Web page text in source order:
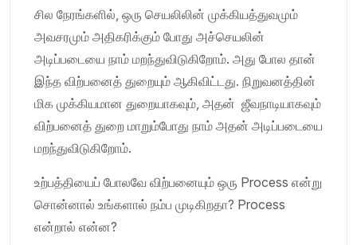
சில நேரங்களில், ஒரு செயலிலின் முக்கியத்துவமும்
அவசரமும் அதிகரிக்கும் போது அச்செயலின்
அடிப்படையை நாம் மறந்துவிடுகிறோம். அது போல தான்
இந்த விற்பனைத் துறையும் ஆகிவிட்டது. நிறுவனத்தின்
மிக முக்கியமான துறையாகவும், அதன் ஜீவநாடியாகவும்
விற்பனைத் துறை மாறும்போது நாம் அதன் அடிப்படையை
மறந்துவிடுகிறோம்.
உற்பத்தியைப் போலவே விற்பனையும் ஒரு Process என்று
சொன்னால் உங்களால் நம்ப முடிகிறதா? Process
என்றால் என்ன?